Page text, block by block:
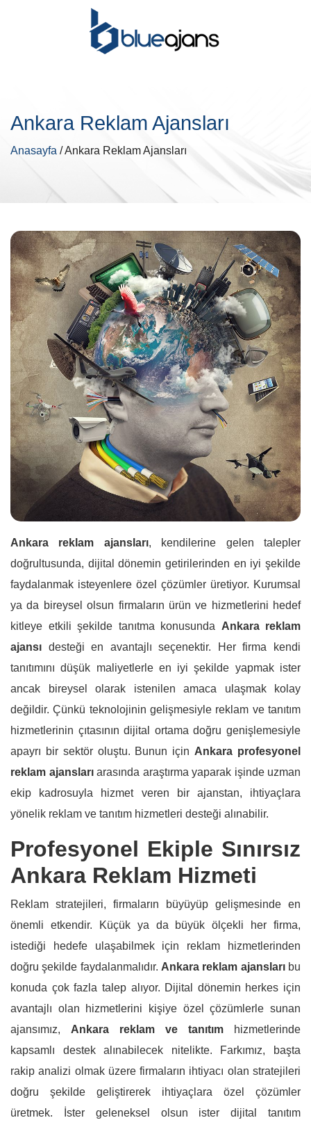
Ankara Reklam Ajansları
Anasayfa / Ankara Reklam Ajansları
Ankara reklam ajansları, kendilerine gelen talepler
doğrultusunda, dijital dönemin getirilerinden en iyi şekilde
faydalanmak isteyenlere özel çözümler üretiyor. Kurumsal
ya da bireysel olsun firmaların ürün ve hizmetlerini hedef
kitleye etkili şekilde tanıtma konusunda Ankara reklam
ajansı desteği en avantajlı seçenektir. Her firma kendi
tanıtımını düşük maliyetlerle en iyi şekilde yapmak ister
ancak bireysel olarak istenilen amaca ulaşmak kolay
değildir. Çünkü teknolojinin gelişmesiyle reklam ve tanıtım
hizmetlerinin çıtasının dijital ortama doğru genişlemesiyle
apayrı bir sektör oluştu. Bunun için Ankara profesyonel
reklam ajansları arasında araştırma yaparak işinde uzman
ekip kadrosuyla hizmet veren bir ajanstan, ihtiyaçlara
yönelik reklam ve tanıtım hizmetleri desteği alınabilir.
Profesyonel Ekiple Sınırsız
Ankara Reklam Hizmeti
Reklam stratejileri, firmaların büyüyüp gelişmesinde en
önemli etkendir. Küçük ya da büyük ölçekli her firma,
istediği hedefe ulaşabilmek için reklam hizmetlerinden
doğru şekilde faydalanmalıdır. Ankara reklam ajansları bu
konuda çok fazla talep alıyor. Dijital dönemin herkes için
avantajlı olan hizmetlerini kişiye özel çözümlerle sunan
ajansımız, Ankara reklam ve tanıtım
hizmetlerinde
kapsamlı destek alınabilecek nitelikte. Farkımız, başta
rakip analizi olmak üzere firmaların ihtiyacı olan stratejileri
doğru şekilde geliştirerek ihtiyaçlara özel çözümler
üretmek. İster geleneksel olsun ister dijital tanıtım